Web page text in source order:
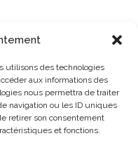
utilisons des technologies
aux informations des
nous permettra de traiter
navigation ou les ID uniques
retirer son consentement
et fonctions.
de la spécialité
patient
ou épidémiologique